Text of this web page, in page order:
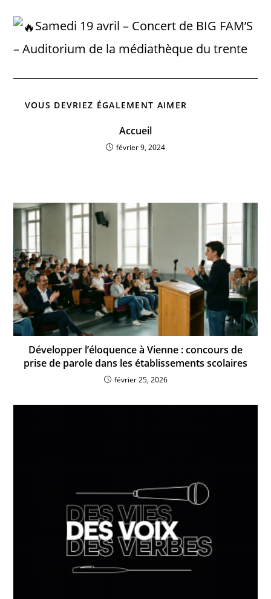
Samedi 19 avril – Concert de BIG FAM’S
– Auditorium de la médiathèque du trente
VOUS DEVRIEZ ÉGALEMENT AIMER
Accueil
février 9, 2024
Développer l’éloquence à Vienne : concours de
prise de parole dans les établissements scolaires
février 25, 2026